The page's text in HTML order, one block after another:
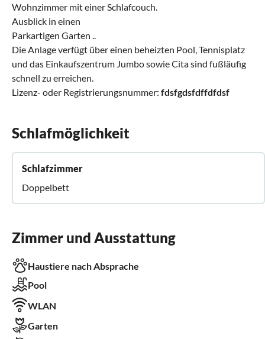
Wohnzimmer mit einer Schlafcouch.
Ausblick in einen
Parkartigen Garten ..
Die Anlage verfügt über einen beheizten Pool, Tennisplatz
und das Einkaufszentrum Jumbo sowie Cita sind fußläufig
schnell zu erreichen.
Lizenz- oder Registrierungsnummer: fdsfgdsfdffdfdsf
Schlafmöglichkeit
Schlafzimmer
Doppelbett
Zimmer und Ausstattung
Haustiere nach Absprache
Pool
WLAN
Garten